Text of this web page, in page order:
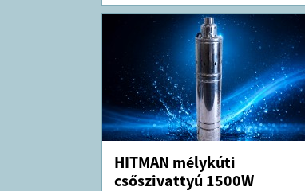
HITMAN mélykúti
csőszivattyú 1500W